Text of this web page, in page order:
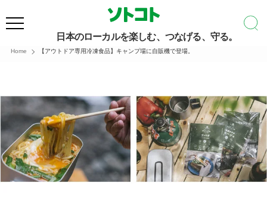
日本のローカルを楽しむ、つなげる、守る。
Home 【アウトドア専用冷凍食品】キャンプ場に自販機で登場。